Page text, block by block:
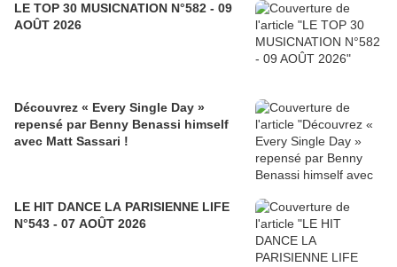
LE TOP 30 MUSICNATION N°582 - 09
AOÛT 2026
Découvrez « Every Single Day »
repensé par Benny Benassi himself
avec Matt Sassari !
LE HIT DANCE LA PARISIENNE LIFE
N°543 - 07 AOÛT 2026